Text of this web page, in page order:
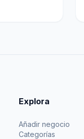
Explora
Añadir negocio
Categorías